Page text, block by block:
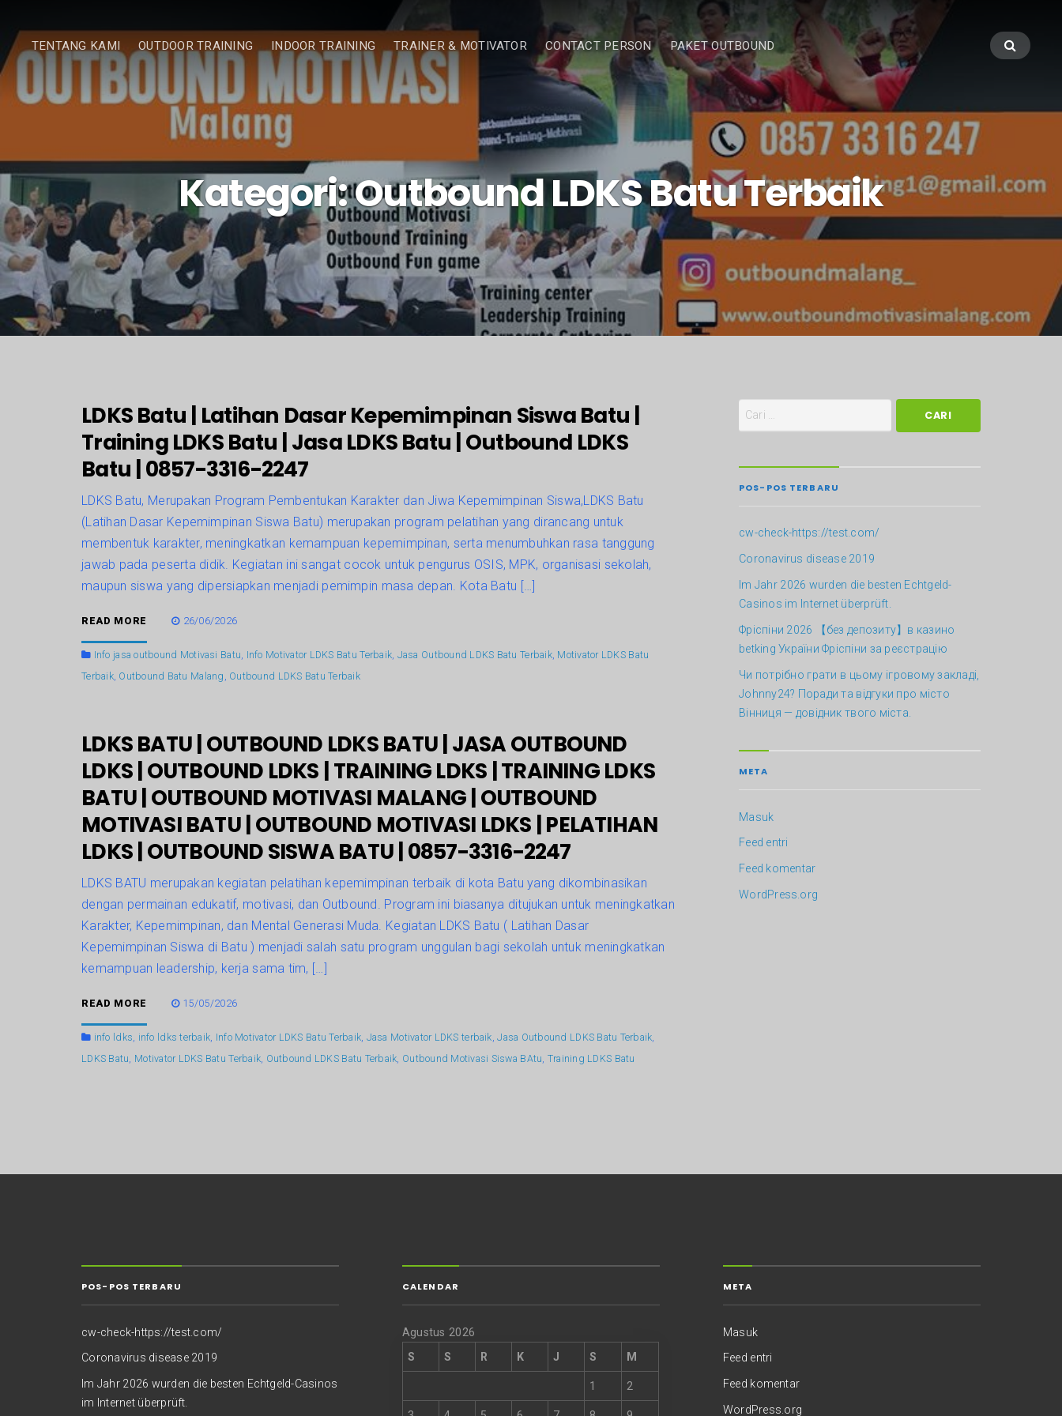
TENTANG KAMI OUTDOOR TRAINING INDOOR TRAINING TRAINER & MOTIVATOR CONTACT PERSON PAKET OUTBOUND
Kategori:Outbound LDKS Batu Terbaik
LDKS Batu | Latihan Dasar Kepemimpinan Siswa Batu |
Training LDKS Batu | Jasa LDKS Batu | Outbound LDKS
Batu | 0857-3316-2247
LDKS Batu, Merupakan Program Pembentukan Karakter dan Jiwa Kepemimpinan Siswa,LDKS Batu
(Latihan Dasar Kepemimpinan Siswa Batu) merupakan program pelatihan yang dirancang untuk
membentuk karakter, meningkatkan kemampuan kepemimpinan, serta menumbuhkan rasa tanggung
jawab pada peserta didik. Kegiatan ini sangat cocok untuk pengurus OSIS, MPK, organisasi sekolah,
maupun siswa yang dipersiapkan menjadi pemimpin masa depan. Kota Batu […]
READ MORE 26/06/2026
Info jasa outbound Motivasi Batu Info Motivator LDKS Batu Terbaik Jasa Outbound LDKS Batu Terbaik, Motivator LDKS Batu
Terbaik, Outbound Batu Malang Outbound LDKS Batu Terbaik
LDKS BATU | OUTBOUND LDKS BATU | JASA OUTBOUND
LDKS | OUTBOUND LDKS | TRAINING LDKS | TRAINING LDKS
BATU | OUTBOUND MOTIVASI MALANG | OUTBOUND
MOTIVASI BATU | OUTBOUND MOTIVASI LDKS | PELATIHAN
LDKS | OUTBOUND SISWA BATU | 0857-3316-2247
LDKS BATU merupakan kegiatan pelatihan kepemimpinan terbaik di kota Batu yang dikombinasikan
dengan permainan edukatif, motivasi, dan Outbound. Program ini biasanya ditujukan untuk meningkatkan
Karakter, Kepemimpinan, dan Mental Generasi Muda. Kegiatan LDKS Batu ( Latihan Dasar
Kepemimpinan Siswa di Batu ) menjadi salah satu program unggulan bagi sekolah untuk meningkatkan
kemampuan leadership, kerja sama tim, […]
READ MORE 15/05/2026
info ldks, info ldks terbaik, Info Motivator LDKS Batu Terbaik, Jasa Motivator LDKS terbaik,Jasa Outbound LDKS Batu Terbaik,
LDKS Batu, Motivator LDKS Batu Terbaik, Outbound LDKS Batu Terbaik, Outbound Motivasi Siswa BAtu, Training LDKS Batu
POS-POS TERBARU
cw-check-https://test.com/
Coronavirus disease 2019
Im Jahr 2026 wurden die besten Echtgeld-
Casinos im Internet überprüft.
Фріспіни 2026 【без депозиту】в казино
betking України ️Фріспіни за реєстрацію
Чи потрібно грати в цьому ігровому закладі,
Johnny24? Поради та відгуки про місто
Вінниця — довідник твого міста.
META
Masuk
Feed entri
Feed komentar
WordPress.org
POS-POS TERBARU
cw-check-https://test.com/
Coronavirus disease 2019
Im Jahr 2026 wurden die besten Echtgeld-Casinos
im Internet überprüft.
CALENDAR
Agustus 2026
S
S R K J S M
1 2
META
Masuk
Feed entri
Feed komentar
WordPress.org